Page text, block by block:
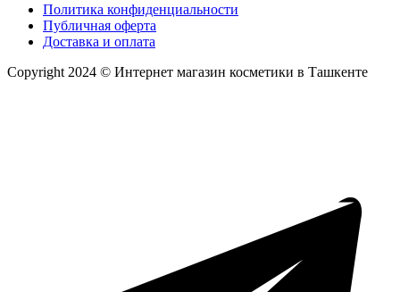
Политика конфиденциальности
Публичная оферта
Доставка и оплата
Copyright 2024 © Интернет магазин косметики в Ташкенте